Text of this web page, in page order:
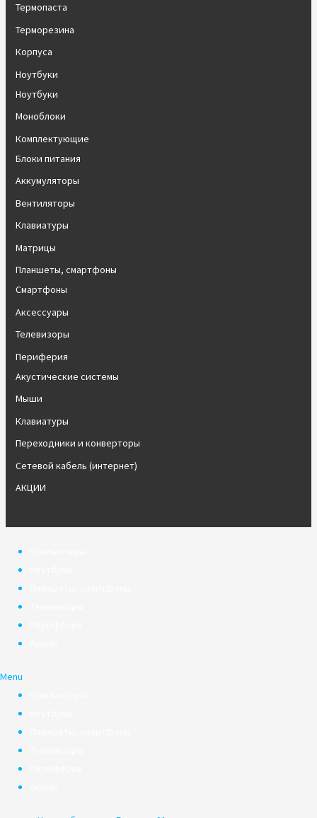
Термопаста
Терморезина
Корпуса
Ноутбуки
Ноутбуки
Моноблоки
Комплектующие
Блоки питания
Аккумуляторы
Вентиляторы
Клавиатуры
Матрицы
Планшеты, смартфоны
Смартфоны
Аксессуары
Телевизоры
Периферия
Акустические системы
Мыши
Клавиатуры
Переходники и конверторы
Сетевой кабель (интернет)
АКЦИИ
Menu